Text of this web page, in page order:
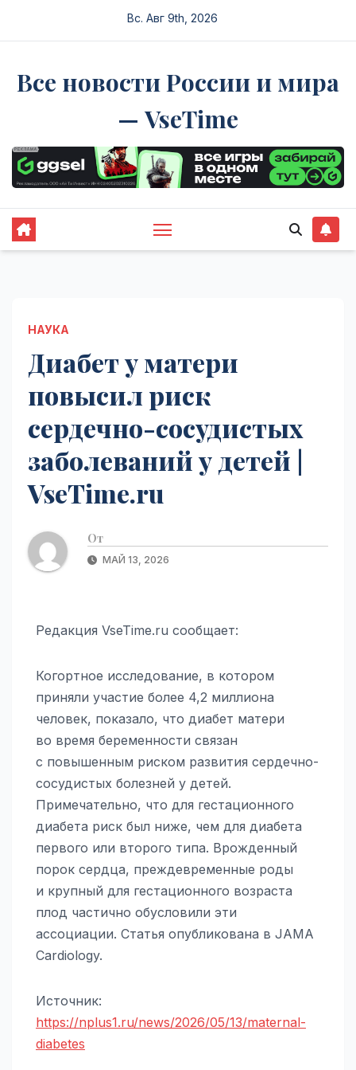
Вс. Авг 9th, 2026
Все новости России и мира
— VseTime
НАУКА
Диабет у матери
повысил риск
сердечно-сосудистых
заболеваний у детей |
VseTime.ru
От
МАЙ 13, 2026
Редакция VseTime.ru сообщает:
Когортное исследование, в котором
приняли участие более 4,2 миллиона
человек, показало, что диабет матери
во время беременности связан
с повышенным риском развития сердечно-
сосудистых болезней у детей.
Примечательно, что для гестационного
диабета риск был ниже, чем для диабета
первого или второго типа. Врожденный
порок сердца, преждевременные роды
и крупный для гестационного возраста
плод частично обусловили эти
ассоциации. Статья опубликована в JAMA
Cardiology.
Источник:
https://nplus1.ru/news/2026/05/13/maternal-
diabetes